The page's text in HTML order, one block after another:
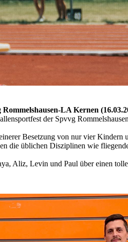
LA Kernen
der Spvvg
Besetzung von nur vier
die üblichen Disziplinen wie
Aliz, Levin und Paul über einen